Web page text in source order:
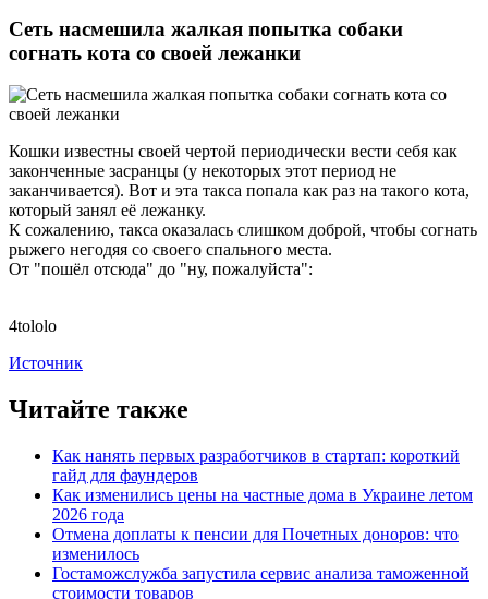
Сеть насмешила жалкая попытка собаки
согнать кота со своей лежанки
Кошки известны своей чертой периодически вести себя как
законченные засранцы (у некоторых этот период не
заканчивается). Вот и эта такса попала как раз на такого кота,
который занял её лежанку.
К сожалению, такса оказалась слишком доброй, чтобы согнать
рыжего негодяя со своего спального места.
От "пошёл отсюда" до "ну, пожалуйста":
4tololo
Источник
Читайте также
Как нанять первых разработчиков в стартап: короткий
гайд для фаундеров
Как изменились цены на частные дома в Украине летом
2026 года
Отмена доплаты к пенсии для Почетных доноров: что
изменилось
Гостаможслужба запустила сервис анализа таможенной
стоимости товаров